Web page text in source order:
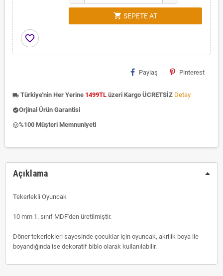
shopping_cart SEPETE AT
favorite_border
Paylaş Pinterest
local_shipping Türkiye'nin Her Yerine 1499TL üzeri Kargo ÜCRETSİZ Detay
check_circleOrjinal Ürün Garantisi
insert_emoticon%100 Müşteri Memnuniyeti
Açıklama
Tekerlekli Oyuncak
10 mm 1. sınıf MDF'den üretilmiştir.
Döner tekerlekleri sayesinde çocuklar için oyuncak, akrilik boya ile
boyandığında ise dekoratif biblo olarak kullanılabilir.